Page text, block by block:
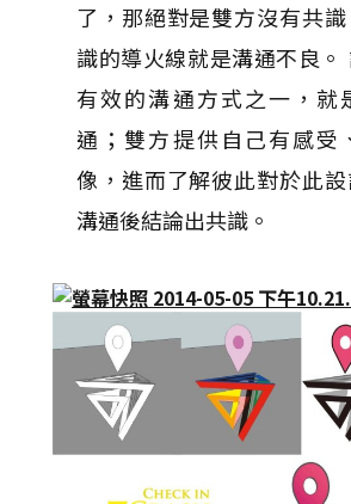
了，那絕對是雙方沒有共
識的導火線就是溝通不良。
有效的溝通方式之一，就
通；雙方提供自己有感受
像，進而了解彼此對於此設
溝通後結論出共識。